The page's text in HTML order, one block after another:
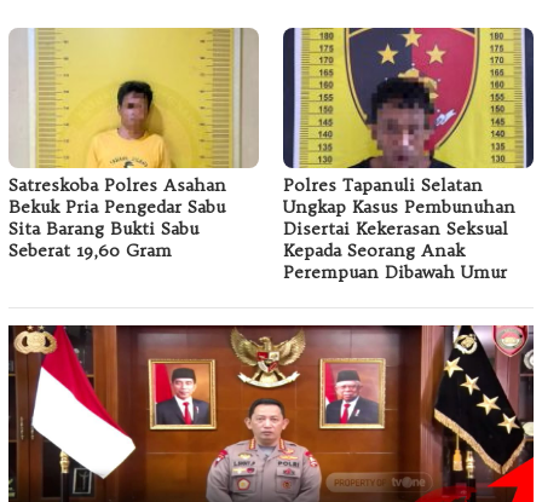
Satreskoba Polres Asahan
Bekuk Pria Pengedar Sabu
Sita Barang Bukti Sabu
Seberat 19,60 Gram
Polres Tapanuli Selatan
Ungkap Kasus Pembunuhan
Disertai Kekerasan Seksual
Kepada Seorang Anak
Perempuan Dibawah Umur